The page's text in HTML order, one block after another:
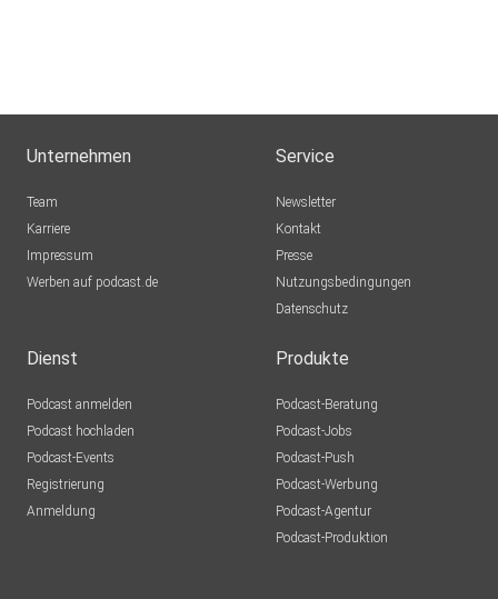
Unternehmen
Team
Karriere
Impressum
Werben auf podcast.de
Service
Newsletter
Kontakt
Presse
Nutzungsbedingungen
Datenschutz
Dienst
Podcast anmelden
Podcast hochladen
Podcast-Events
Registrierung
Anmeldung
Produkte
Podcast-Beratung
Podcast-Jobs
Podcast-Push
Podcast-Werbung
Podcast-Agentur
Podcast-Produktion